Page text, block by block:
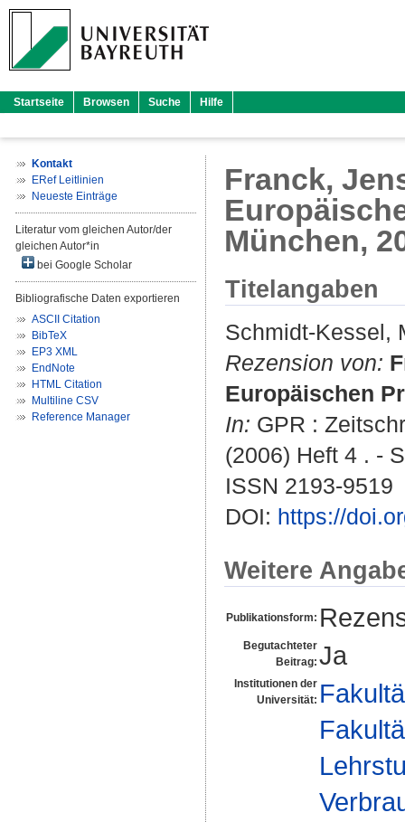
Startseite Browsen Suche Hilfe
Kontakt
ERef Leitlinien
Neueste Einträge
Literatur vom gleichen Autor/der
gleichen Autor*in
bei Google Scholar
Bibliografische Daten exportieren
ASCII Citation
BibTeX
EP3 XML
EndNote
HTML Citation
Multiline CSV
Reference Manager
Franck,
München,
Titelangaben
Schmidt-Kessel,
Rezension von:
Europäischen
In: GPR :
(2006) Heft 4 . -
ISSN 2193-9519
DOI: https://
Weitere
Publikationsform:
Begutachteter
Beitrag: Ja
Institutionen der
Universität: